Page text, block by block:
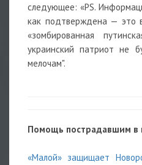
следующее: «PS.
как подтверждена — это
«зомбированная
украинский патриот не
мелочам".
Помощь пострадавшим в
«Малой» защищает